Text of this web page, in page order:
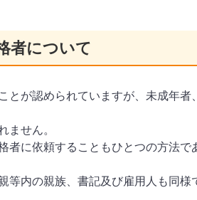
者について
とが認められていますが、未成年
ません。
者に依頼することもひとつの方法で
等内の親族、書記及び雇用人も同様